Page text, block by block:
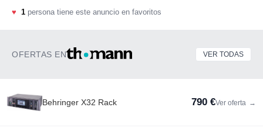
♥ 1 persona tiene este anuncio en favoritos
OFERTAS EN VER TODAS
Behringer X32 Rack 790 €Ver oferta →